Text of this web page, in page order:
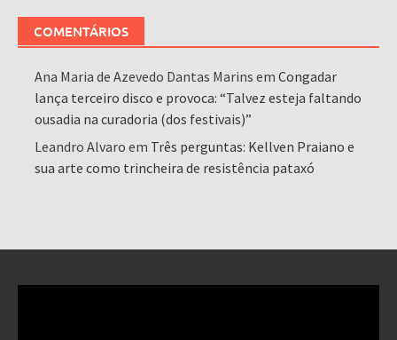
COMENTÁRIOS
Ana Maria de Azevedo Dantas Marins emCongadar
lança terceiro disco e provoca: “Talvez esteja faltando
ousadia na curadoria (dos festivais)”
Leandro Alvaro em Três perguntas: Kellven Praiano e
sua arte como trincheira de resistência pataxó